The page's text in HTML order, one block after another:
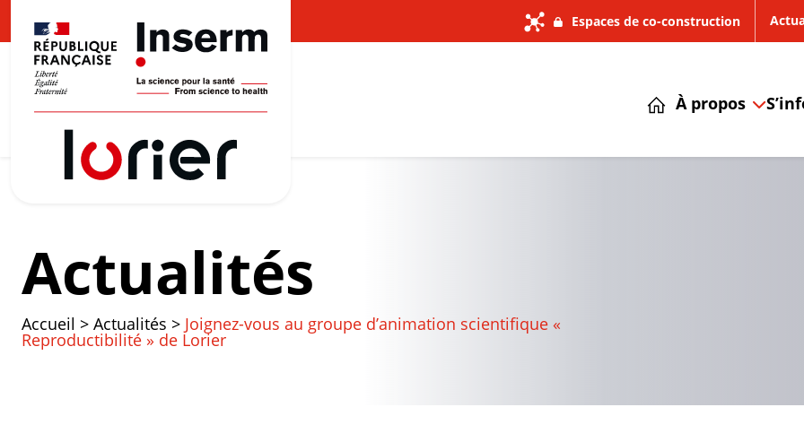
Espaces de co-construction
À propos
Actualités
Accueil > Actualités > Joignez-vous au groupe d’animation scientifique «
Reproductibilité » de Lorier